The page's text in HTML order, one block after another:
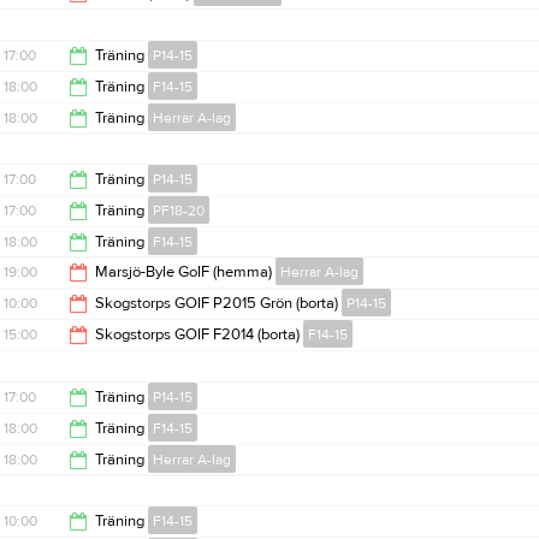
18:00
17:00 Träning P14-15
18:30
18:00 Träning F14-15
18:00 Träning Herrar A-lag
20:00
17:00 Träning P14-15
18:30
17:00 Träning PF18-20
18:00
18:00 Träning F14-15
19:15
19:00 Marsjö-Byle GoIF (hemma) Herrar A-lag
21:00
10:00 Skogstorps GOIF P2015 Grön (borta) P14-15
15:00 Skogstorps GOIF F2014 (borta) F14-15
17:00
17:00 Träning P14-15
18:30
18:00 Träning F14-15
18:00 Träning Herrar A-lag
20:00
10:00 Träning F14-15